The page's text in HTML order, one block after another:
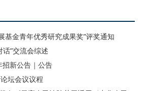
基金青年优秀研究成果奖”评奖通知
”交流会综述
新公告｜公告
坛会议议程